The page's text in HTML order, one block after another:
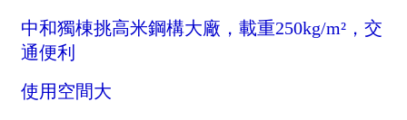
嘉義縣
40~50 坪 50~60 坪
60~70 坪